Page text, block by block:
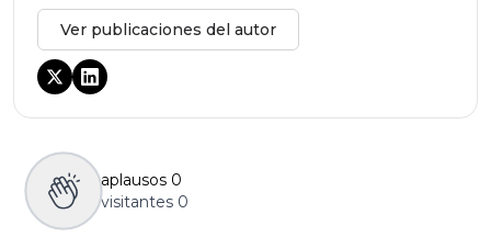
Ver publicaciones del autor
aplausos 0
visitantes 0